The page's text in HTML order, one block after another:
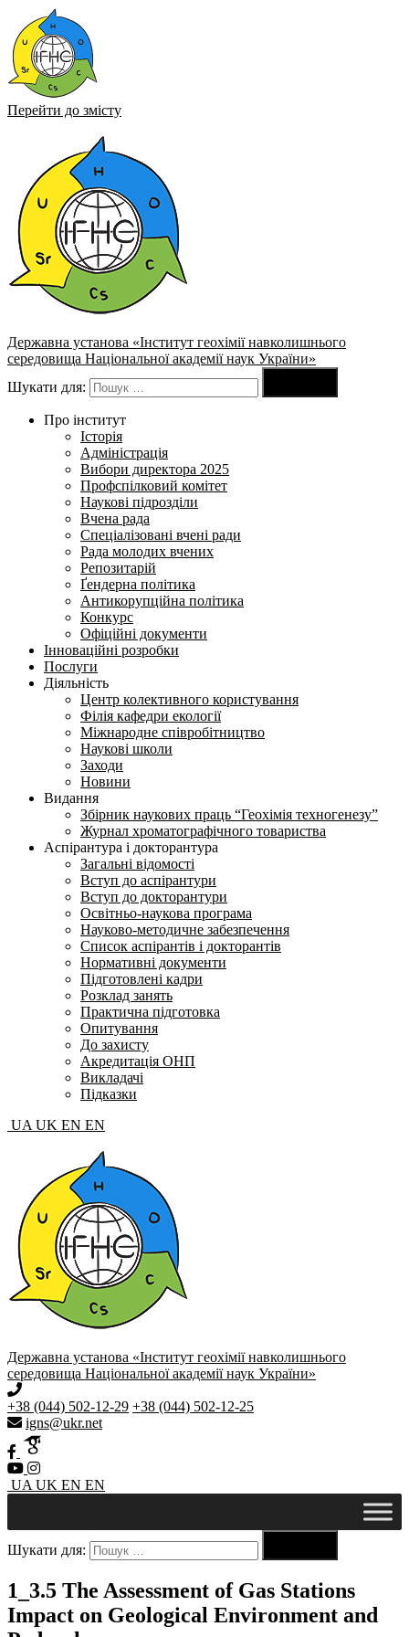
Перейти до змісту
Державна установа «Інститут геохімії навколишнього
середовища Національної академії наук України»
Шукати для:
Про інститут
Історія
Адміністрація
Вибори директора 2025
Профспілковий комітет
Наукові підрозділи
Вчена рада
Спеціалізовані вчені ради
Рада молодих вчених
Репозитарій
Ґендерна політика
Антикорупційна політика
Конкурс
Офіційні документи
Інноваційні розробки
Послуги
Діяльність
Центр колективного користування
Філія кафедри екології
Міжнародне співробітництво
Наукові школи
Заходи
Новини
Видання
Збірник наукових праць “Геохімія техногенезу”
Журнал хроматографічного товариства
Аспірантура і докторантура
Загальні відомості
Вступ до аспірантури
Вступ до докторантури
Освітньо-наукова програма
Науково-методичне забезпечення
Список аспірантів і докторантів
Нормативні документи
Підготовлені кадри
Розклад занять
Практична підготовка
Опитування
До захисту
Акредитація ОНП
Викладачі
Підказки
UA UK EN EN
Державна установа «Інститут геохімії навколишнього
середовища Національної академії наук України»
+38 (044) 502-12-29 +38 (044) 502-12-25
igns@ukr.net
UA UK EN EN
Шукати для:
1_3.5 The Assessment of Gas Stations
Impact on Geological Environment and